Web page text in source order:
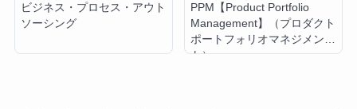
ビジネス・プロセス・アウト
ソーシング
PPM【Product Portfolio
Management】（プロダクト
ポートフォリオマネジメン
ト）